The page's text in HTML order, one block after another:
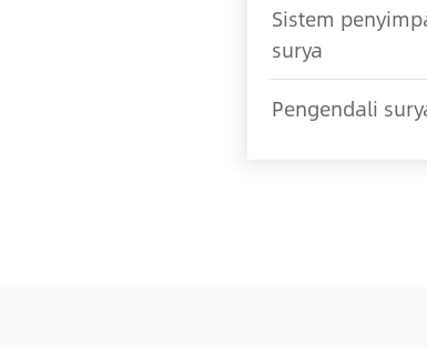
Sistem
surya
Pengendali